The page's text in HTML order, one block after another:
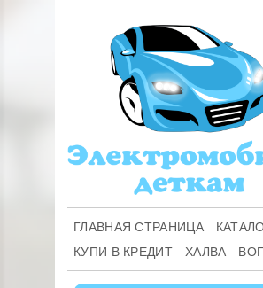
ГЛАВНАЯ СТРАНИЦА
КУПИ В КРЕДИТ
ХАЛВА